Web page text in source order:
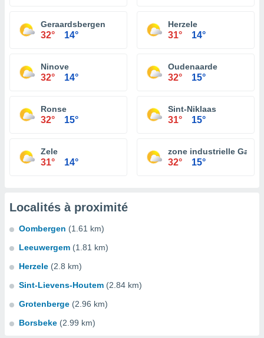
Geraardsbergen
32° 14°
Herzele
31° 14°
Ninove
32° 14°
Oudenaarde
32° 15°
Ronse
32° 15°
Sint-Niklaas
31° 15°
Zele
31° 14°
zone industrielle Gand
32° 15°
Localités à proximité
Oombergen (1.61 km)
Leeuwergem (1.81 km)
Herzele (2.8 km)
Sint-Lievens-Houtem (2.84 km)
Grotenberge (2.96 km)
Borsbeke (2.99 km)